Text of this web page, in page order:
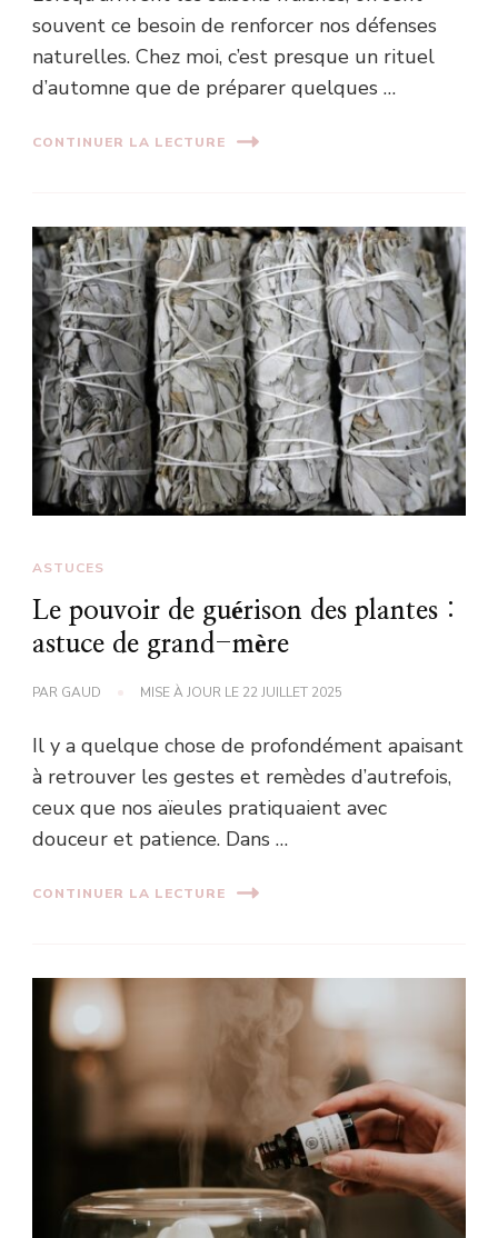
souvent ce besoin de renforcer nos défenses
naturelles. Chez moi, c’est presque un rituel
d’automne que de préparer quelques …
CONTINUER LA LECTURE
ASTUCES
Le pouvoir de guérison des plantes :
astuce de grand-mère
PAR GAUD MISE À JOUR LE 22 JUILLET 2025
Il y a quelque chose de profondément apaisant
à retrouver les gestes et remèdes d’autrefois,
ceux que nos aïeules pratiquaient avec
douceur et patience. Dans …
CONTINUER LA LECTURE